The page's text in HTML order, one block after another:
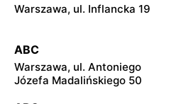
Warszawa, ul. Inflancka 19
ABC
Warszawa, ul. Antoniego
Józefa Madalińskiego 50